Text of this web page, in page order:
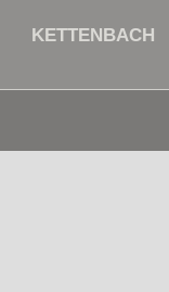
KETTENBACH